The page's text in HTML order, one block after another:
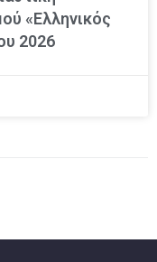
«Ελληνικός
2026